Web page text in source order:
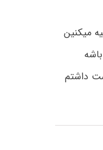
میکنین
داشتم